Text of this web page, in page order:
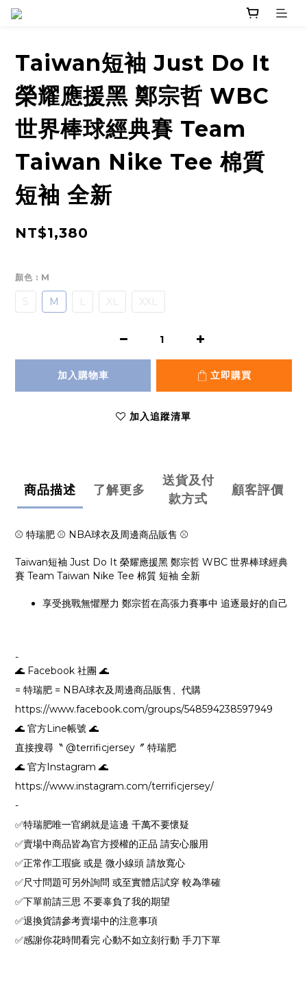
Taiwan短袖 Just Do It
榮耀應援黑 鄭宗哲 WBC
世界棒球經典賽 Team
Taiwan Nike Tee 棉質
短袖 全新
NT$1,380
顏色 : M
S M L XL XXL
加入購物車 立即購買
加入追蹤清單
商品描述 了解更多
送貨及付
款方式
顧客評價
⚾ 特瑞肥 ⚾ NBA球衣及周邊商品販售 ⚾
Taiwan短袖 Just Do It 榮耀應援黑 鄭宗哲 WBC 世界棒球經典
賽 Team Taiwan Nike Tee 棉質 短袖 全新
享受挑戰無懼壓力 鄭宗哲在高張力賽事中 追逐最好的自己
-
🌊 Facebook 社團 🌊
= 特瑞肥 = NBA球衣及周邊商品販售、代購
https://www.facebook.com/groups/548594238597949
🌊 官方Line帳號 🌊
直接搜尋〝 @terrificjersey〞 特瑞肥
🌊 官方Instagram 🌊
https://www.instagram.com/terrificjersey/
-
✅特瑞肥唯一官網就是這邊 千萬不要懷疑
✅賣場中商品皆為官方授權的正品 請安心服用
✅正常作工瑕疵 或是 微小線頭 請放寬心
✅尺寸問題可另外詢問 或至實體店試穿 較為準確
✅下單前請三思 不要辜負了我的期望
✅退換貨請參考賣場中的注意事項
✅感謝你花時間看完 心動不如立刻行動 手刀下單